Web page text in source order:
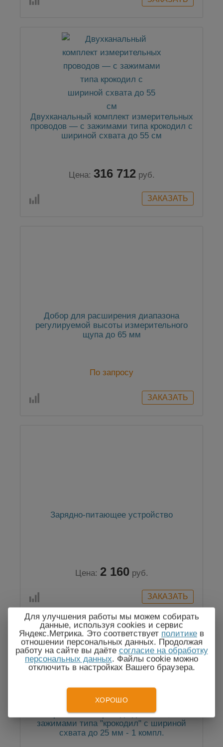
Двухканальный комплект измерительных
проводов — с зажимами типа крокодил с
шириной схвата до 55 см
Цена: 316 712 руб.
Добор для расширения диапазона
регулируемой высоты измерительного
щупа до 65 мм
По запросу
Зарядно-питающее устройство
Цена: 2 160 руб.
Измерительные провода длиной 1,5 м с
зажимами типа "крокодил" с шириной
схвата до 25 мм - 1 компл.
Для улучшения работы мы можем собирать
данные, используя cookies и сервис
Яндекс.Метрика. Это соответствует политике в
отношении персональных данных. Продолжая
работу на сайте вы даёте согласие на обработку
персональных данных. Файлы cookie можно
отключить в настройках Вашего браузера.
ХОРОШО